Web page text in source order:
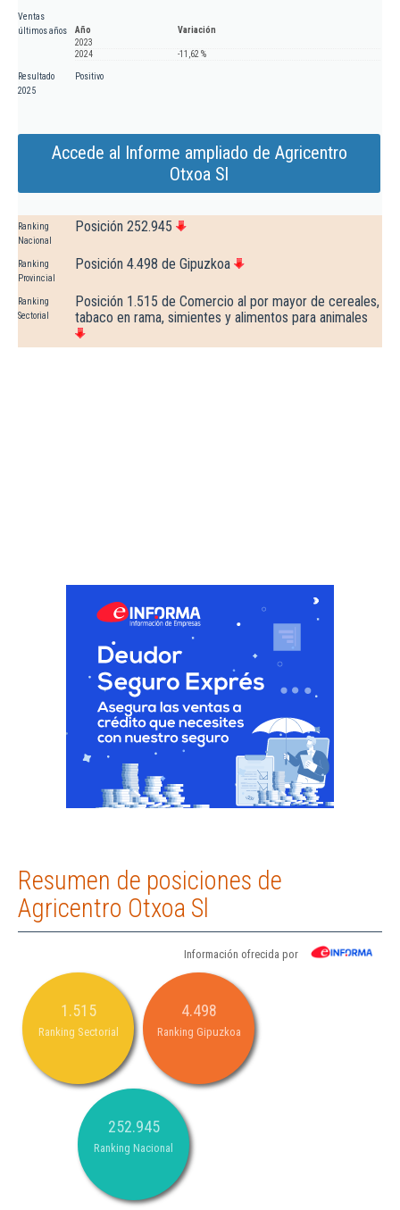
Ventas
últimos años
Año
Variación
2023
2024
-11,62 %
Resultado
2025
Positivo
Accede al Informe ampliado de Agricentro
Otxoa Sl
Ranking
Nacional
Posición 252.945
Ranking
Provincial
Posición 4.498 de Gipuzkoa
Ranking
Sectorial
Posición 1.515 de Comercio al por mayor de cereales,
tabaco en rama, simientes y alimentos para animales
Resumen de posiciones de
Agricentro Otxoa Sl
Información ofrecida por
1.515
Ranking Sectorial
4.498
Ranking Gipuzkoa
252.945
Ranking Nacional